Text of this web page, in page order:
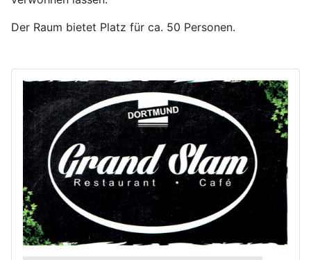
Der Raum bietet Platz für ca. 50 Personen.